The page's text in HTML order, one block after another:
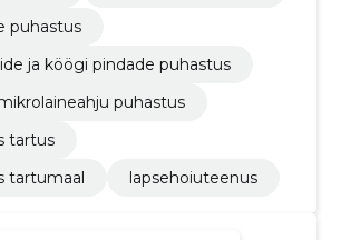
puhastus
ja köögi pindade puhastus
puhastus
tartus
tartumaal
lapsehoiuteenus